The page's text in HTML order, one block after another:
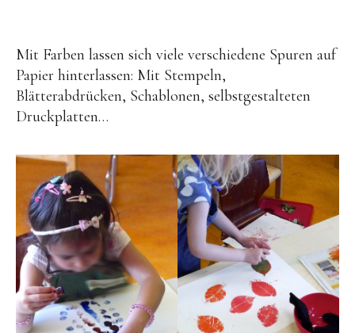
Ich bin ich
Alles Müll oder was?
zu meiner Person
zur Startseite
Mit Farben lassen sich viele verschiedene Spuren auf
Papier hinterlassen: Mit Stempeln,
Blätterabdrücken, Schablonen, selbstgestalteten
Druckplatten…